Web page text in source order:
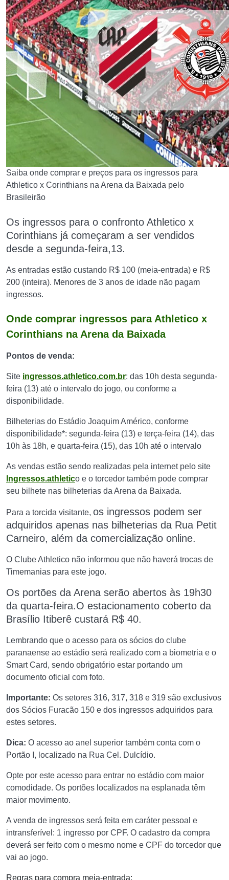
Saiba onde comprar e preços para os ingressos para
Athletico x Corinthians na Arena da Baixada pelo
Brasileirão
Os ingressos para o confronto Athletico x
Corinthians já começaram a ser vendidos
desde a segunda-feira,13.
As entradas estão custando R$ 100 (meia-entrada) e R$
200 (inteira). Menores de 3 anos de idade não pagam
ingressos.
Onde comprar ingressos para Athletico x
Corinthians na Arena da Baixada
Pontos de venda:
Site ingressos.athletico.com.br: das 10h desta segunda-
feira (13) até o intervalo do jogo, ou conforme a
disponibilidade.
Bilheterias do Estádio Joaquim Américo, conforme
disponibilidade*: segunda-feira (13) e terça-feira (14), das
10h às 18h, e quarta-feira (15), das 10h até o intervalo
As vendas estão sendo realizadas pela internet pelo site
Ingressos.athletico e o torcedor também pode comprar
seu bilhete nas bilheterias da Arena da Baixada.
Para a torcida visitante, os ingressos podem ser
adquiridos apenas nas bilheterias da Rua Petit
Carneiro, além da comercialização online.
O Clube Athletico não informou que não haverá trocas de
Timemanias para este jogo.
Os portões da Arena serão abertos às 19h30
da quarta-feira.O estacionamento coberto da
Brasílio Itiberê custará R$ 40.
Lembrando que o acesso para os sócios do clube
paranaense ao estádio será realizado com a biometria e o
Smart Card, sendo obrigatório estar portando um
documento oficial com foto.
Importante: Os setores 316, 317, 318 e 319 são exclusivos
dos Sócios Furacão 150 e dos ingressos adquiridos para
estes setores.
Dica: O acesso ao anel superior também conta com o
Portão I, localizado na Rua Cel. Dulcídio.
Opte por este acesso para entrar no estádio com maior
comodidade. Os portões localizados na esplanada têm
maior movimento.
A venda de ingressos será feita em caráter pessoal e
intransferível: 1 ingresso por CPF. O cadastro da compra
deverá ser feito com o mesmo nome e CPF do torcedor que
vai ao jogo.
Regras para compra meia-entrada: